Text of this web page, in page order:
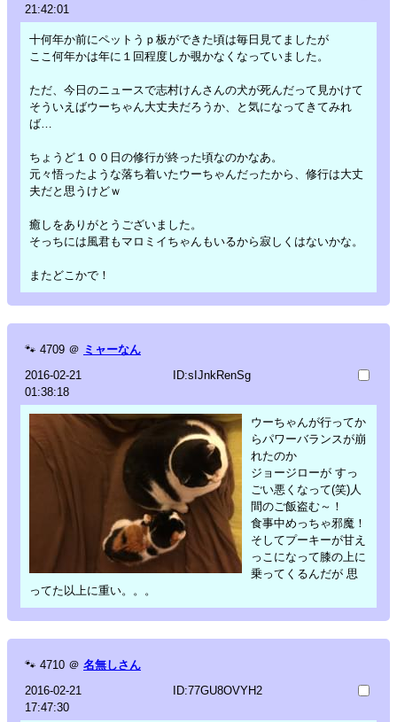
21:42:01
十何年か前にペットうｐ板ができた頃は毎日見てましたが
ここ何年かは年に１回程度しか覗かなくなっていました。
ただ、今日のニュースで志村けんさんの犬が死んだって見かけて
そういえばウーちゃん大丈夫だろうか、と気になってきてみれ
ば…
ちょうど１００日の修行が終った頃なのかなあ。
元々悟ったような落ち着いたウーちゃんだったから、修行は大丈
夫だと思うけどｗ
癒しをありがとうございました。
そっちには風君もマロミイちゃんもいるから寂しくはないかな。
またどこかで！
🐾 4709 ＠ ミャーなん
2016-02-21
01:38:18
ID:sIJnkRenSg
ウーちゃんが行ってか
らパワーバランスが崩
れたのか
ジョージローが すっ
ごい悪くなって(笑)人
間のご飯盗む～！
食事中めっちゃ邪魔！
そしてプーキーが甘え
っこになって膝の上に
乗ってくるんだが 思
ってた以上に重い。。。
🐾 4710 ＠ 名無しさん
2016-02-21
17:47:30
ID:77GU8OVYH2